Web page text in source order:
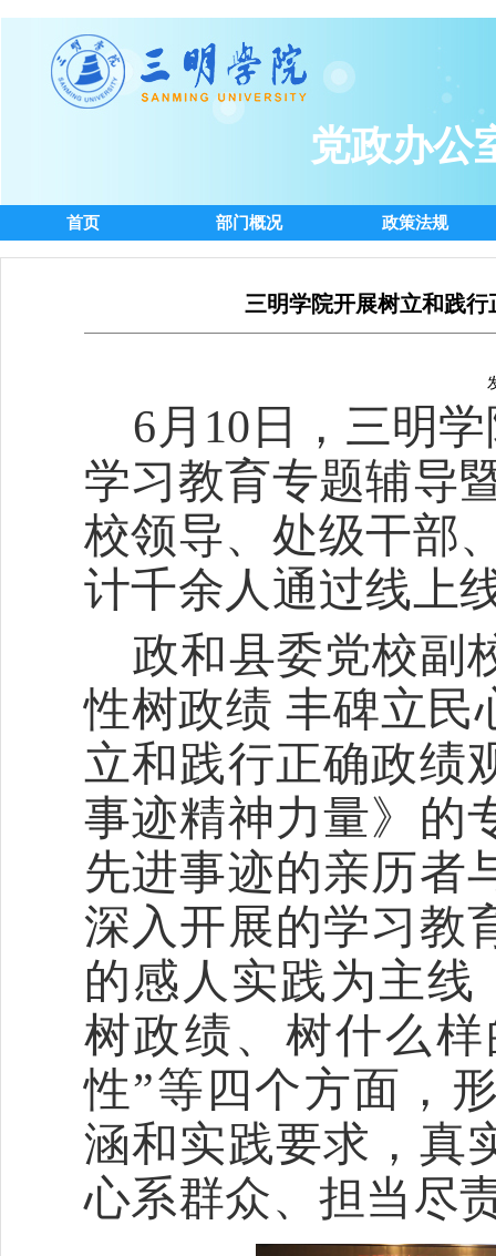
党政办公
首页 部门概况 政策法规
三明学院开展树立和践
6 月 10 日，三明
学习教育专题辅导
校领导、处级干部
计千余人通过线上
政和县委党校副
性树政绩 丰碑立民
立和践行正确政绩
事迹精神力量》的
先进事迹的亲历者
深入开展的学习教
的感人实践为主线
树政绩、树什么
性”等 四个方面，
涵和实践要求，真
心系群众、担当尽